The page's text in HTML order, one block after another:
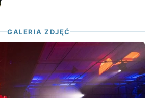
GALERIA ZDJĘĆ